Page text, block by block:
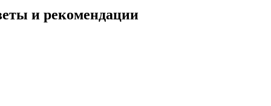
и рекомендации